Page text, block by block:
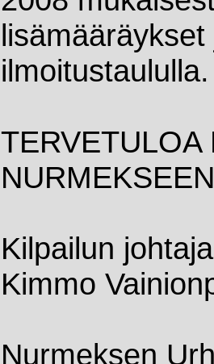
ilmoitustaululla.
TERVETULOA
NURMEKSEEN
Kilpailun
Kimmo
Nurmeksen